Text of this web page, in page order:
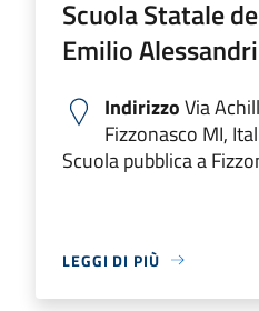
Scuola Statale
Emilio
IndirizzoVia
Fizzonasco MI,
Scuola pubblica a
LEGGI DI PIÙ